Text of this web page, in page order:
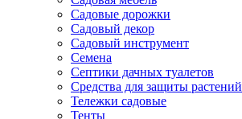
Садовые дорожки
Садовый декор
Садовый инструмент
Семена
Септики дачных туалетов
Средства для защиты растений
Тележки садовые
Тенты